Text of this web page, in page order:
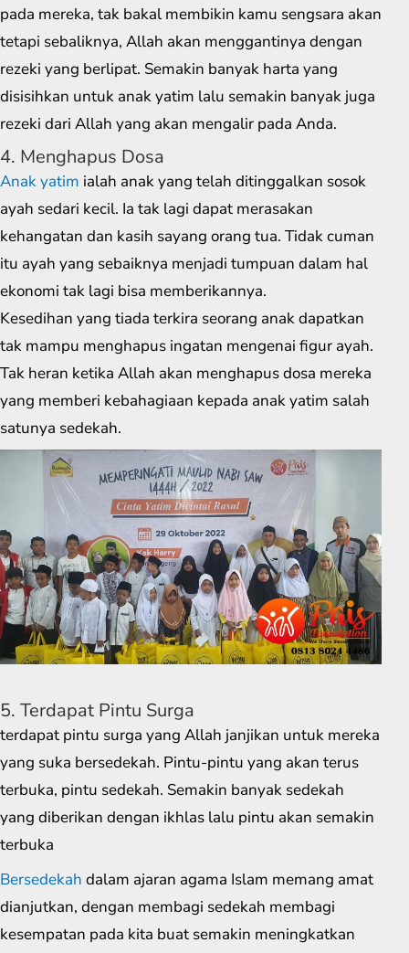
pada mereka, tak bakal membikin kamu sengsara akan
tetapi sebaliknya, Allah akan menggantinya dengan
rezeki yang berlipat. Semakin banyak harta yang
disisihkan untuk anak yatim lalu semakin banyak juga
rezeki dari Allah yang akan mengalir pada Anda.
4. Menghapus Dosa
Anak yatim ialah anak yang telah ditinggalkan sosok
ayah sedari kecil. Ia tak lagi dapat merasakan
kehangatan dan kasih sayang orang tua. Tidak cuman
itu ayah yang sebaiknya menjadi tumpuan dalam hal
ekonomi tak lagi bisa memberikannya.
Kesedihan yang tiada terkira seorang anak dapatkan
tak mampu menghapus ingatan mengenai figur ayah.
Tak heran ketika Allah akan menghapus dosa mereka
yang memberi kebahagiaan kepada anak yatim salah
satunya sedekah.
5. Terdapat Pintu Surga
terdapat pintu surga yang Allah janjikan untuk mereka
yang suka bersedekah. Pintu-pintu yang akan terus
terbuka, pintu sedekah. Semakin banyak sedekah
yang diberikan dengan ikhlas lalu pintu akan semakin
terbuka
Bersedekah dalam ajaran agama Islam memang amat
dianjutkan, dengan membagi sedekah membagi
kesempatan pada kita buat semakin meningkatkan